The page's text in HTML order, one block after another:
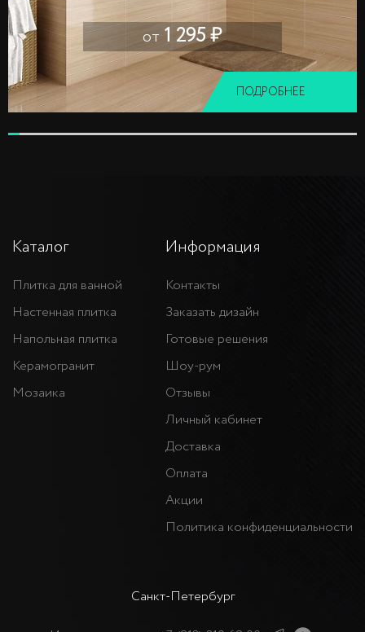
от 1 295 ₽
ПОДРОБНЕЕ
Санкт-Петербург
Каталог
Плитка для ванной
Настенная плитка
Напольная плитка
Керамогранит
Мозаика
Информация
Контакты
Заказать дизайн
Готовые решения
Шоу-рум
Отзывы
Личный кабинет
Доставка
Оплата
Акции
Политика конфиденциальности